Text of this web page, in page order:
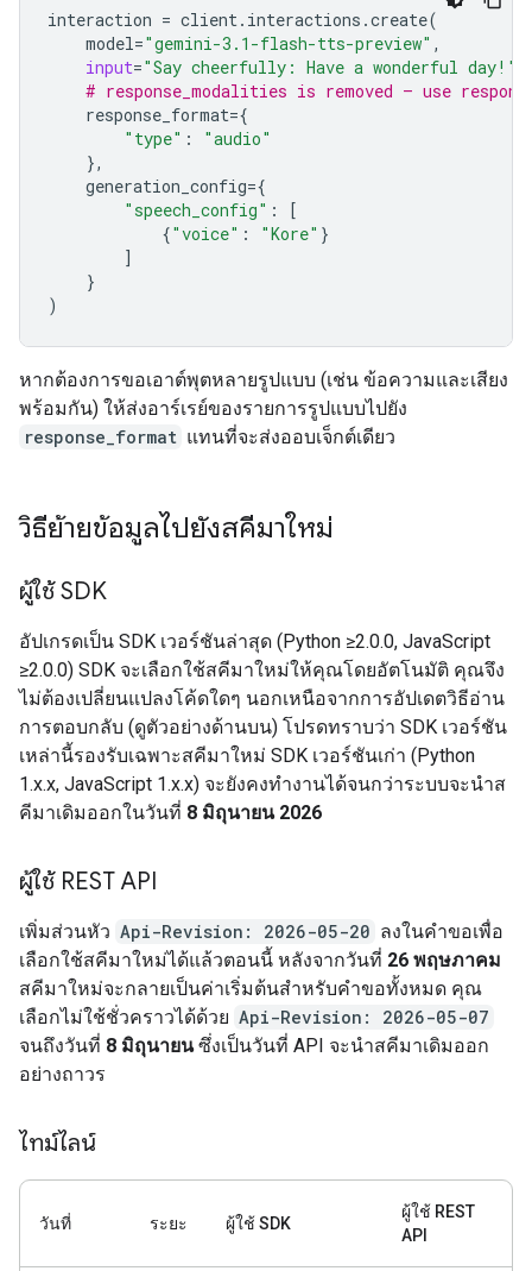
interaction = client. interactions .create(
model="gemini-3.1-flash-tts-preview" ,
input="Say cheerfully: Have a wonderful day!"
# response_modalities is removed — use
response_format={
"type" :
"audio"
},
generation_config={
"speech_config" :
[
{"voice" : "Kore" }
]
}
)
หากต้องการขอเอาต์พุตหลายรูปแบบ (เช่น ข้อความและเสียง
พร้อมกัน) ให้ส่งอาร์เรย์ของรายการรูปแบบไปยัง
response_format แทนที่จะส่งออบเจ็กต์เดียว
วิธีย้ายข้อมูลไปยังสคีมาใหม่
ผู้ใช้ SDK
อัปเกรดเป็น SDK เวอร์ชันล่าสุด (Python ≥2.0.0, JavaScript
≥2.0.0) SDK จะเลือกใช้สคีมาใหม่ให้คุณโดยอัตโนมัติ คุณจึง
ไม่ต้องเปลี่ยนแปลงโค้ดใดๆ นอกเหนือจากการอัปเดตวิธีอ่าน
การตอบกลับ (ดูตัวอย่างด้านบน) โปรดทราบว่า SDK เวอร์ชัน
เหล่านี้รองรับเฉพาะสคีมาใหม่ SDK เวอร์ชันเก่า (Python
1.x.x, JavaScript 1.x.x) จะยังคงทำงานได้จนกว่าระบบจะนำส
คีมาเดิมออกในวันที่ 8 มิถุนายน 2026
ผู้ใช้ REST API
เพิ่มส่วนหัว Api-Revision: 2026-05-20 ลงในคำขอเพื่อ
เลือกใช้สคีมาใหม่ได้แล้วตอนนี้ หลังจากวันที่ 26 พฤษภาคม
สคีมาใหม่จะกลายเป็นค่าเริ่มต้นสำหรับคำขอทั้งหมด คุณ
เลือกไม่ใช้ชั่วคราวได้ด้วย Api-Revision: 2026-05-07
จนถึงวันที่ 8 มิถุนายนซึ่งเป็นวันที่ API จะนำสคีมาเดิมออก
อย่างถาวร
ไทม์ไลน์
วันที่ ระยะ ผู้ใช้ SDK
ผู้ใช้ REST
API